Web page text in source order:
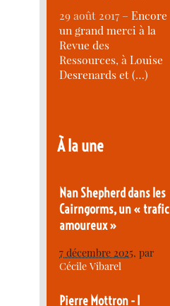
29 août 2017 –Encore
un grand merci à la
Revue des
Ressources, à Louise
Desrenards et (…)
À la une
Nan Shepherd dans les
Cairngorms, un « trafic
amoureux »
7 décembre 2025, par
Cécile Vibarel
Pierre Mottron - I